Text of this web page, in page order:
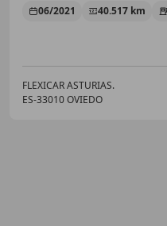
06/2021 40.517 km
FLEXICAR ASTURIAS.
ES-33010 OVIEDO